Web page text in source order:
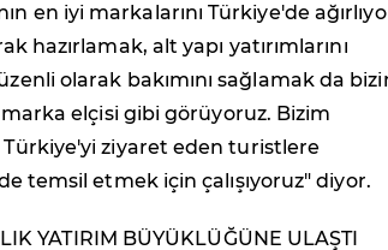
en iyi markalarını Türkiye'de
hazırlamak, alt yapı yatırımlarını
olarak bakımını sağlamak da
elçisi gibi görüyoruz. Bizim
ziyaret eden turistlere
temsil etmek için çalışıyoruz" diyor.
YATIRIM BÜYÜKLÜĞÜNE ULAŞTI